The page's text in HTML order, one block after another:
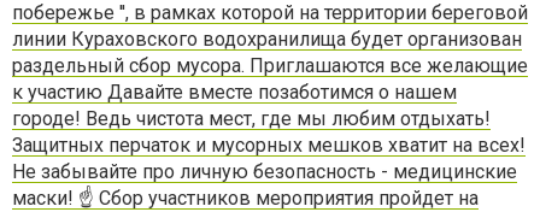
побережье '', в рамках которой на территории береговой
линии Кураховского водохранилища будет организован
раздельный сбор мусора. Приглашаются все желающие
к участию Давайте вместе позаботимся о нашем
городе! Ведь чистота мест, где мы любим отдыхать!
Защитных перчаток и мусорных мешков хватит на всех!
Не забывайте про личную безопасность - медицинские
маски! ☝️ Сбор участников мероприятия пройдет на